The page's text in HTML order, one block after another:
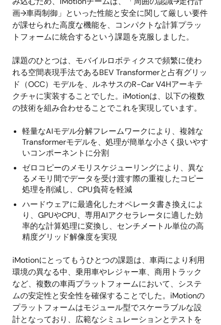
画→車両制御」といった性能と安全に関して厳しい要件
が課せられた高度な機能を、コンパクトな計算プラッ
トフォームに統合するという課題を克服しました。
課題のひとつは、モバイルロボティクスで頻繁に使わ
れる空間表現手法であるBEV Transformerと占有グリッ
ド（OCC）モデルを、ルネサスのR-Car V4Hアーキテ
クチャに実装することでした。iMotionは、以下の複数
の技術を組み合わせることでこれを実現しています。
軽量なAIモデル分解フレームワークにより、複雑な
Transformerモデルを、処理が簡単な小さく扱いやす
いコンポーネントに分割
ゼロコピーのメモリスケジューリングにより、異な
るメモリ間でデータを受け渡す際の重複したコピー
処理を削減し、CPU負荷を軽減
ハードウェアに最適化したオペレータ書き換えによ
り、GPUやCPU、専用AIアクセラレータに適した効
率的な計算処理に変換し、センチメートル単位の高
精度グリッド解像度を実現
iMotionにとってもうひとつの課題は、車両により利用
環境の異なる中、乗用車やレジャー車、商用トラック
など、複数の車両プラットフォームにおいて、システ
ムの安定性と安全性を確保することでした。iMotionの
プラットフォームはモジュール型でスケーラブルな設
計となっており、広範なシミュレーションとテストを